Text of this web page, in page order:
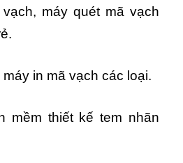
máy quét mã vạch
in mã vạch các loại.
mềm thiết kế tem nhãn